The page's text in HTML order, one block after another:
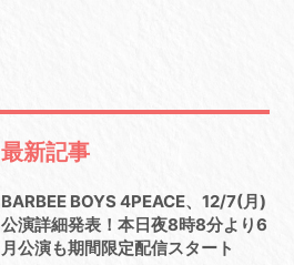
最新記事
BARBEE BOYS 4PEACE、12/7(月)
公演詳細発表！本日夜8時8分より6
月公演も期間限定配信スタート